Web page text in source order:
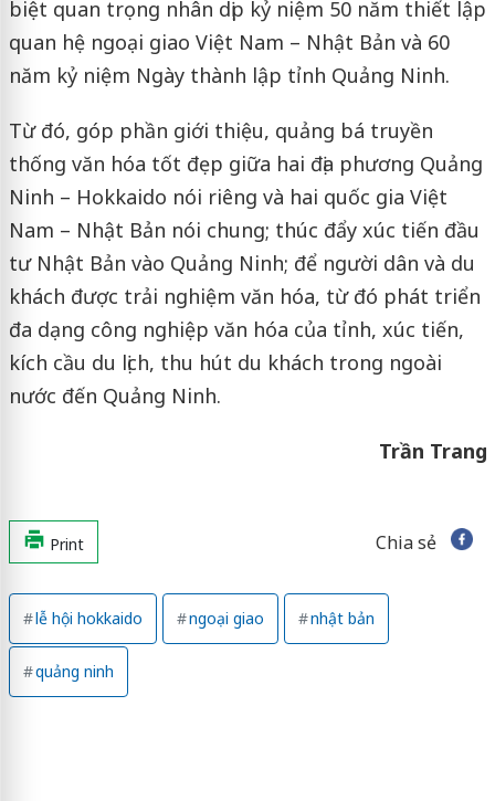
biệt quan trọng nhân dịp kỷ niệm 50 năm thiết lập
quan hệ ngoại giao Việt Nam – Nhật Bản và 60
năm kỷ niệm Ngày thành lập tỉnh Quảng Ninh.
Từ đó, góp phần giới thiệu, quảng bá truyền
thống văn hóa tốt đẹp giữa hai địa phương Quảng
Ninh – Hokkaido nói riêng và hai quốc gia Việt
Nam – Nhật Bản nói chung; thúc đẩy xúc tiến đầu
tư Nhật Bản vào Quảng Ninh; để người dân và du
khách được trải nghiệm văn hóa, từ đó phát triển
đa dạng công nghiệp văn hóa của tỉnh, xúc tiến,
kích cầu du lịch, thu hút du khách trong ngoài
nước đến Quảng Ninh.
Trần Trang
Print Chia sẻ
lễ hội hokkaido ngoại giao nhật bản
quảng ninh